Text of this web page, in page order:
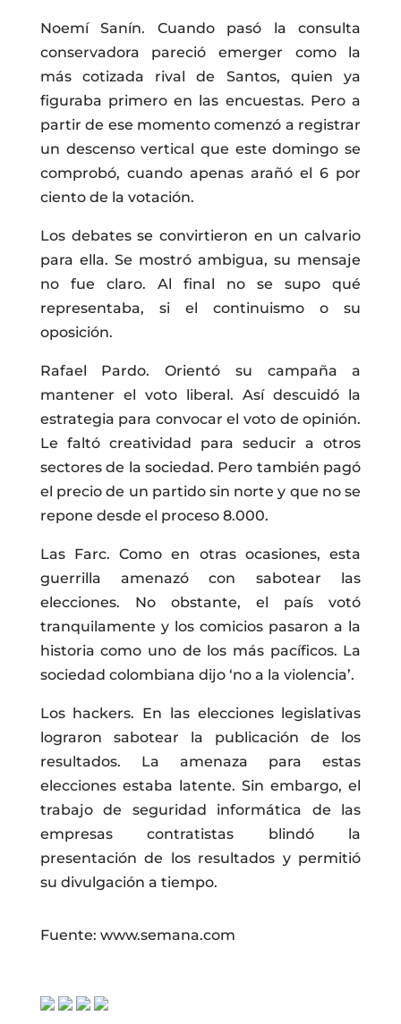
Noemí Sanín. Cuando pasó la consulta
conservadora pareció emerger como la
más cotizada rival de Santos, quien ya
figuraba primero en las encuestas. Pero a
partir de ese momento comenzó a registrar
un descenso vertical que este domingo se
comprobó, cuando apenas arañó el 6 por
ciento de la votación.
Los debates se convirtieron en un calvario
para ella. Se mostró ambigua, su mensaje
no fue claro. Al final no se supo qué
representaba, si el continuismo o su
oposición.
Rafael Pardo. Orientó su campaña a
mantener el voto liberal. Así descuidó la
estrategia para convocar el voto de opinión.
Le faltó creatividad para seducir a otros
sectores de la sociedad. Pero también pagó
el precio de un partido sin norte y que no se
repone desde el proceso 8.000.
Las Farc. Como en otras ocasiones, esta
guerrilla amenazó con sabotear las
elecciones. No obstante, el país votó
tranquilamente y los comicios pasaron a la
historia como uno de los más pacíficos. La
sociedad colombiana dijo ‘no a la violencia’.
Los hackers. En las elecciones legislativas
lograron sabotear la publicación de los
resultados. La amenaza para estas
elecciones estaba latente. Sin embargo, el
trabajo de seguridad informática de las
empresas contratistas blindó la
presentación de los resultados y permitió
su divulgación a tiempo.
Fuente: www.semana.com